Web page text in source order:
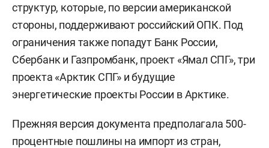
структур, которые, по версии американской
стороны, поддерживают российский ОПК. Под
ограничения также попадут Банк России,
Сбербанк и Газпромбанк, проект «Ямал СПГ», три
проекта «Арктик СПГ» и будущие
энергетические проекты России в Арктике.
Прежняя версия документа предполагала 500-
процентные пошлины на импорт из стран,